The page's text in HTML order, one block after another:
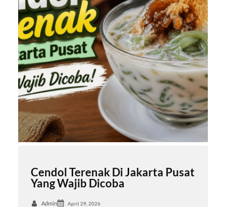
Cendol Terenak Di Jakarta Pusat
Yang Wajib Dicoba
Admin April 29, 2026